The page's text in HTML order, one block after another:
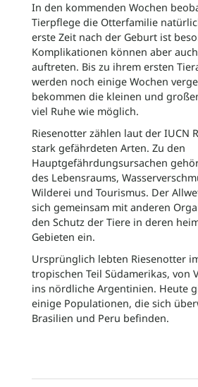
In den kommenden Wochen
Tierpflege die Otterfamilie
erste Zeit nach der Geburt ist
Komplikationen können aber
auftreten. Bis zu ihrem ersten
werden noch einige Wochen
bekommen die kleinen und
viel Ruhe wie möglich.
Riesenotter zählen laut der IUCN
stark gefährdeten Arten. Zu den
Hauptgefährdungsursachen
des Lebensraums,
Wilderei und Tourismus. Der
sich gemeinsam mit anderen
den Schutz der Tiere in deren
Gebieten ein.
Ursprünglich lebten Riesenotter
tropischen Teil Südamerikas, von
ins nördliche Argentinien. Heute
einige Populationen, die sich
Brasilien und Peru befinden.